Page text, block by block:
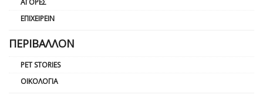
ΕΠΙΧΕΙΡΕΊΝ
ΠΕΡΙΒΆΛΛΟΝ
PET STORIES
ΟΙΚΟΛΟΓΊΑ